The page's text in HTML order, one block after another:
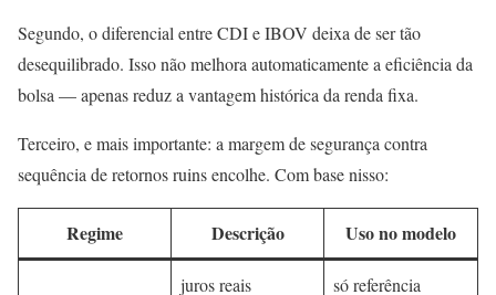
Segundo, o diferencial entre CDI e IBOV deixa de ser tão
desequilibrado. Isso não melhora automaticamente a eficiência da
bolsa — apenas reduz a vantagem histórica da renda fixa.
Terceiro, e mais importante: a margem de segurança contra
sequência de retornos ruins encolhe. Com base nisso:
Regime Descrição Uso no modelo
juros reais
só referência